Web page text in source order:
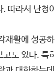
. 따라서 난청
재활에 성공
고도 있다. 특